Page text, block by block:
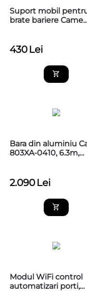
Suport mobil
brate bariere Came
430 Lei
Bara din aluminiu
803XA-0410, 6.3m,
2.090 Lei
Modul WiFi control
automatizari porti,